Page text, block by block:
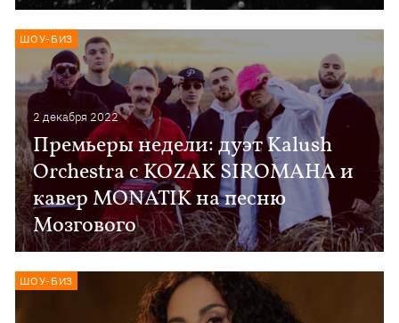
2 декабря 2022
Премьеры недели: дуэт Kalush
Orchestra с KOZAK SIROMAHA и
кавер MONATIK на песню
Мозгового
ШОУ-БИЗ
ШОУ-БИЗ